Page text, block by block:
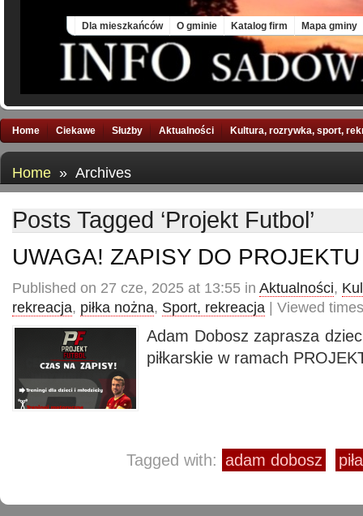
Dla mieszkańców O gminie Katalog firm Mapa gminy
Home Ciekawe Służby Aktualności Kultura, rozrywka, sport,
Home » Archives
Posts Tagged ‘Projekt Futbol’
UWAGA! ZAPISY DO
Published on 27 cze, 2025 at 13:55 in Aktualności,
rekreacja, piłka nożna, Sport, rekreacja | Viewed
Adam Dobosz zaprasza
piłkarskie w ramach
Tagged with: adam dobosz